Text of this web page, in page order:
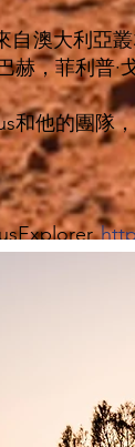
澳大利亞
赫，菲利普·
和他的團隊